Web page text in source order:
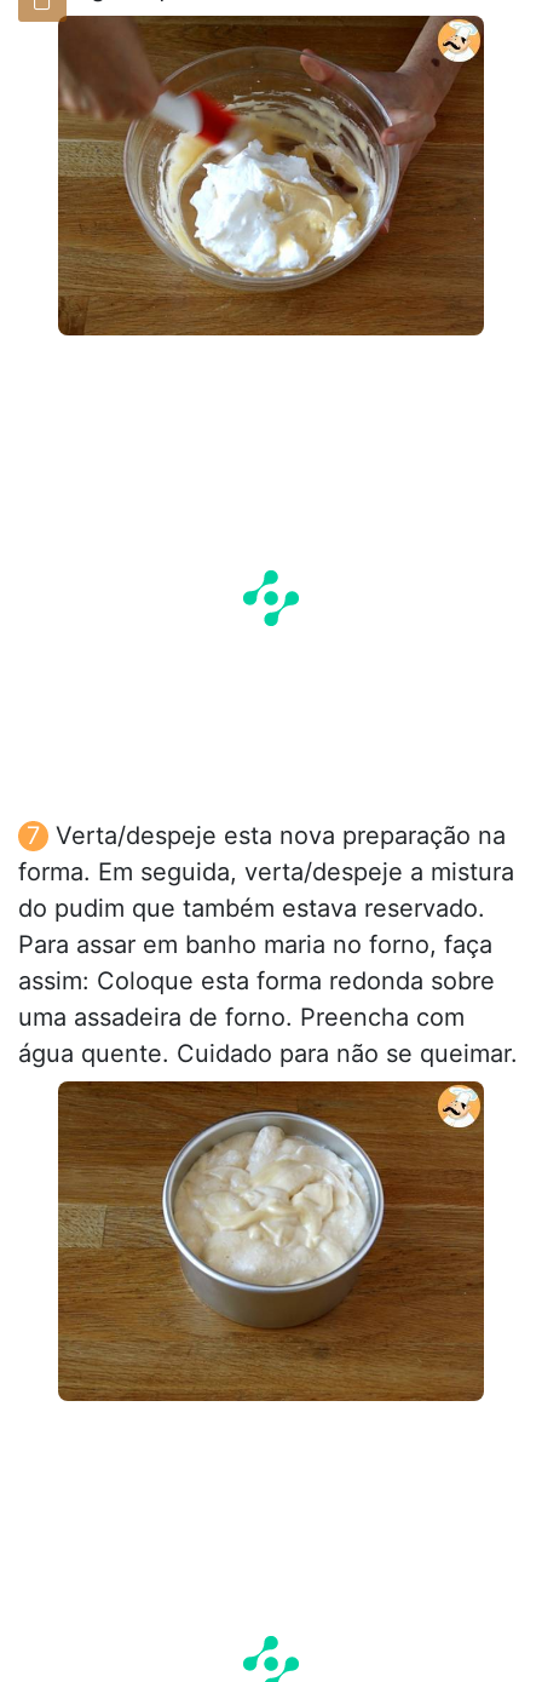
Verta/despeje esta nova preparação na
forma. Em seguida, verta/despeje a mistura
do pudim que também estava reservado.
Para assar em banho maria no forno, faça
assim: Coloque esta forma redonda sobre
uma assadeira de forno. Preencha com
água quente. Cuidado para não se queimar.